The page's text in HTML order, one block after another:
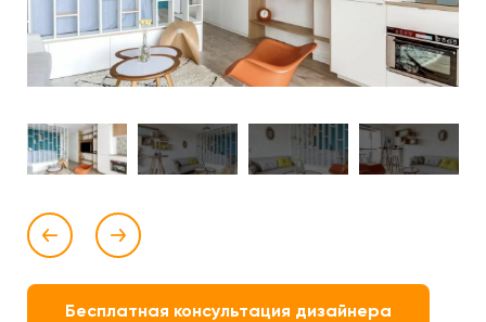
Бесплатная консультация дизайнера